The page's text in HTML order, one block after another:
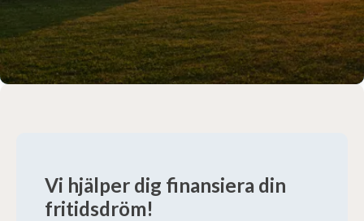
Vi hjälper dig finansiera din
fritidsdröm!